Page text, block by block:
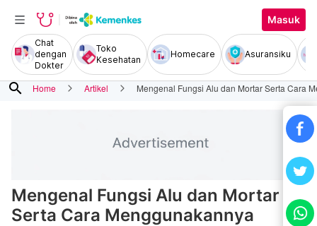
Masuk
Chat
dengan
Dokter
Toko
Kesehatan
Homecare Asuransiku
search Home Artikel Mengenal Fungsi Alu dan Mortar Serta Cara
Mengenal Fungsi Alu dan Mortar
Serta Cara Menggunakannya